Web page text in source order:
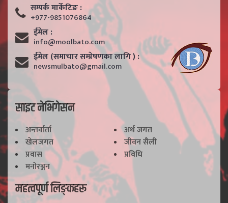
सम्पर्क मार्केटिङ :
+977-9851076864
ईमेल :
info@moolbato.com
ईमेल (समाचार सम्प्रेषणका लागि ) :
newsmulbato@gmail.com
साइट नेभिगेसन
अन्तर्वार्ता
अर्थ जगत
खेलजगत
जीवन सैली
प्रवास
प्रविधि
मनोरञ्जन
महत्वपूर्ण लिङ्कहरू